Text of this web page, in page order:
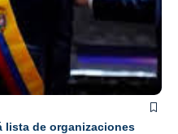
lista de organizaciones